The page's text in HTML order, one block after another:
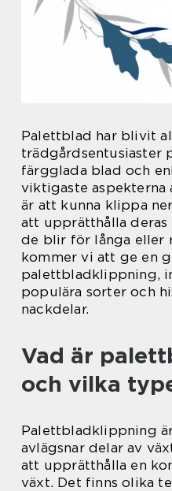
Palettblad har blivit
trädgårdsentusiaster
färgglada blad och
viktigaste
är att kunna klippa
att upprätthålla deras
de blir för långa eller
kommer vi att ge en
palettbladklippning,
populära sorter och
nackdelar.
Vad är
och vilka
Palettbladklippning
avlägsnar delar av
att upprätthålla en
växt. Det finns olika